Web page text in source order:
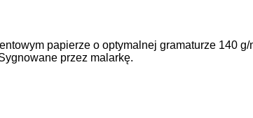
papierze o optymalnej gramaturze 140 g/
przez malarkę.